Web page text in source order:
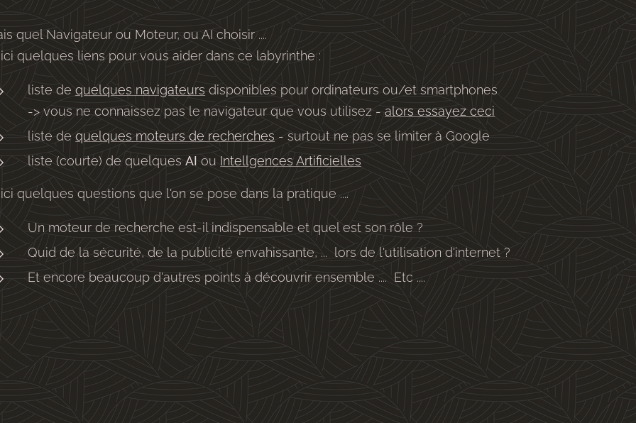
quel Navigateur ou Moteur, ou AI choisir ....
quelques liens pour vous aider dans ce labyrinthe :
liste dequelques navigateurs disponibles pour ordinateurs ou/et smartphones
-> vous ne connaissez pas le navigateur que vous utilisez -alors essayez ceci
liste dequelques moteurs de recherches - surtout ne pas se limiter à Google
liste (courte) de quelquesAI ou Intellgences Artificielles
quelques questions que l'on se pose dans la pratique ....
Un moteur de recherche est-il indispensable et quel est son rôle ?
Quid de la sécurité, de la publicité envahissante, ... lors de l'utilisation d'internet ?
Et encore beaucoup d'autres points à découvrir ensemble .... Etc ....